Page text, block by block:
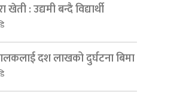
: उद्यमी बन्दै विद्यार्थी
दश लाखको दुर्घटना बिमा